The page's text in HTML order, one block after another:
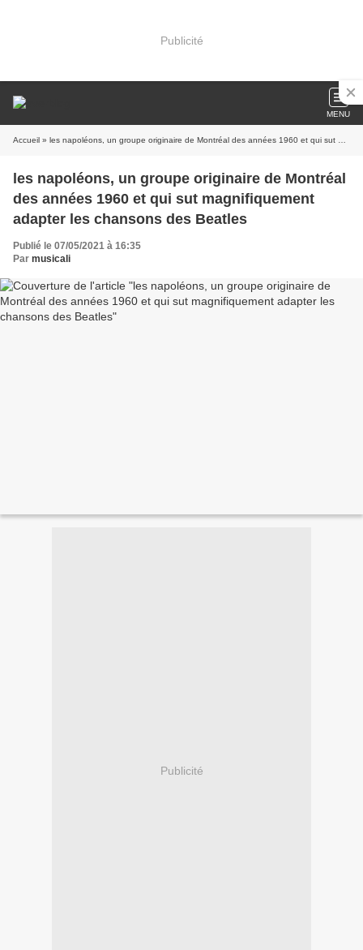
Publicité
MENU
Accueil » les napoléons, un groupe originaire de Montréal des années 1960 et qui sut magnifiquement adapter les chansons des Beatles
les napoléons, un groupe originaire de Montréal
des années 1960 et qui sut magnifiquement
adapter les chansons des Beatles
Publié le 07/05/2021 à 16:35
Par musicali
Publicité